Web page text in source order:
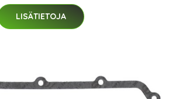
LISÄTIETOJA